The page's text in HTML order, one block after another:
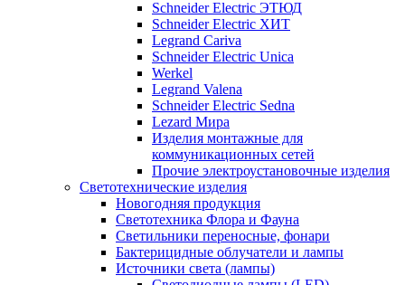
Schneider Electric ЭТЮД
Schneider Electric ХИТ
Legrand Cariva
Schneider Electric Unica
Werkel
Legrand Valena
Schneider Electric Sedna
Lezard Мира
Изделия монтажные для
коммуникационных сетей
Прочие электроустановочные изделия
Светотехнические изделия
Новогодняя продукция
Светотехника Флора и Фауна
Светильники переносные, фонари
Бактерицидные облучатели и лампы
Источники света (лампы)